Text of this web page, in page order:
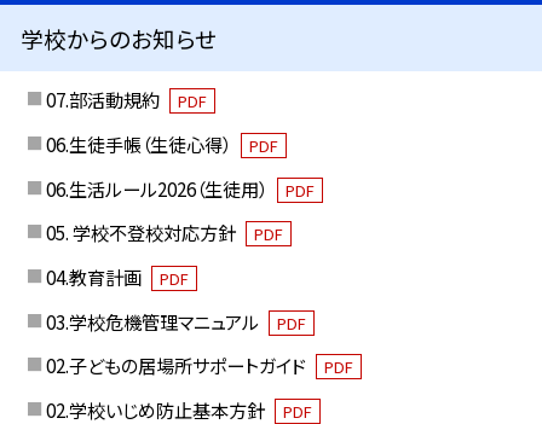
学校からのお知らせ
07.部活動規約 PDF
06.生徒手帳（生徒心得） PDF
06.生活ルール2026（生徒用） PDF
05. 学校不登校対応方針 PDF
04.教育計画 PDF
03.学校危機管理マニュアル PDF
02.子どもの居場所サポートガイド PDF
02.学校いじめ防止基本方針 PDF